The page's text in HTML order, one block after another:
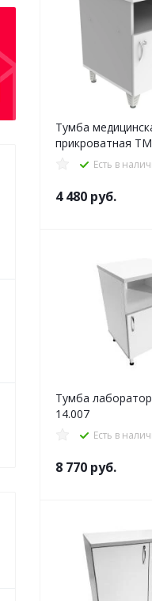
Тумба
прикроватная
Есть в
4 480 руб.
Тумба
14.007
Есть в
8 770 руб.